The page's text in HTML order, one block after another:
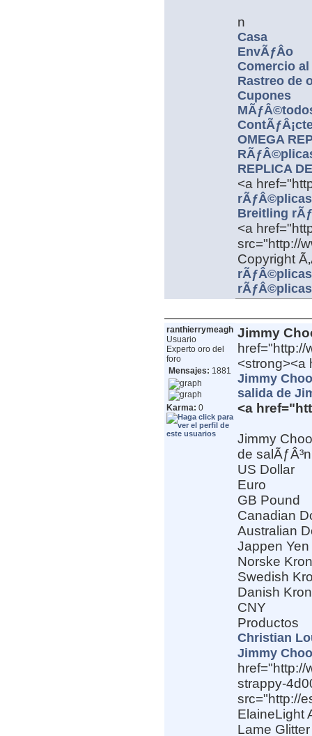
n
Casa
EnvÃƒÂ­o
Comercio
Rastreo de
Cupones
OMEGA
REPLICA
<a
rÃƒÂ©plicas
Breitling
<a
src="http://
Copyright
ranthierrymeagh
Usuario
Experto oro del
foro
Mensajes: 1881
Karma: 0
Jimmy
<strong><a
Jimmy
salida de
<a
Jimmy
de
US Dollar
Euro
GB Pound
Canadian
Australian
Jappen Yen
Norske
Swedish
Danish
CNY
Productos
Christian
Jimmy
strappy-
src="http://
ElaineLight
Lame